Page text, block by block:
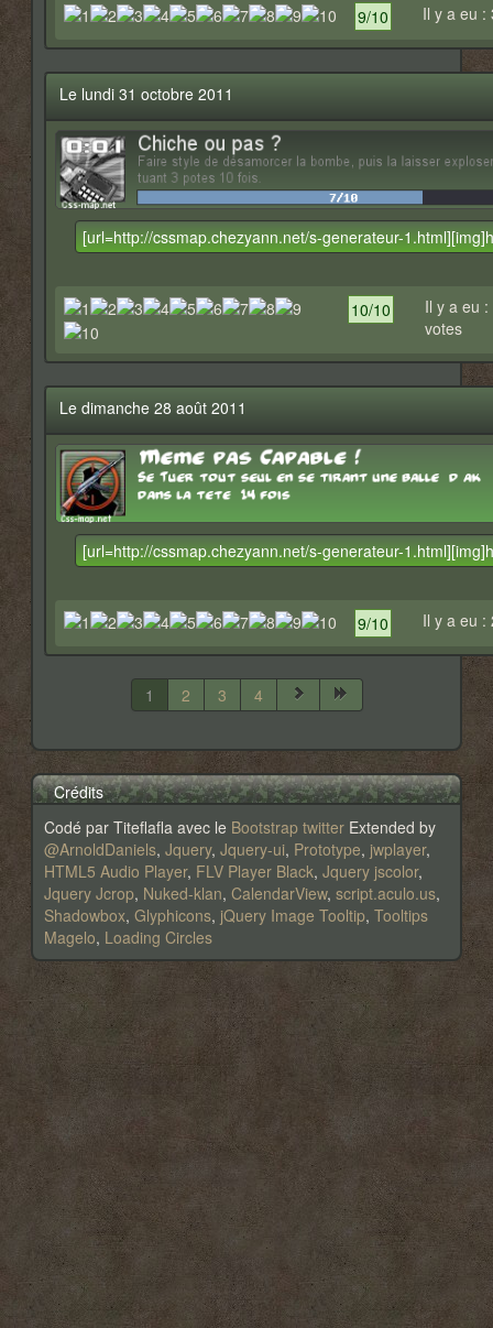
9/10 Il y a eu :
Le lundi 31 octobre 2011
10/10
Il y a eu :
votes
Le dimanche 28 août 2011
9/10 Il y a eu :
1 2 3 4
Crédits
Codé par Titeflafla avec le Bootstrap twitter Extended by
@ArnoldDaniels,Jquery,Jquery-ui, Prototype, jwplayer,
HTML5 Audio Player, FLV Player Black,Jquery jscolor,
Jquery Jcrop, Nuked-klan,CalendarView,script.aculo.us,
Shadowbox,Glyphicons, jQuery Image Tooltip,Tooltips
Magelo, Loading Circles